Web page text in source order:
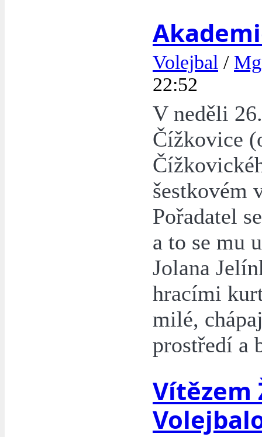
Volejbal /
22:52
V neděli
Čížkovice
šestkovém
Pořadatel
a to se mu
Jolana
hracími
milé,
prostředí a
Vítězem